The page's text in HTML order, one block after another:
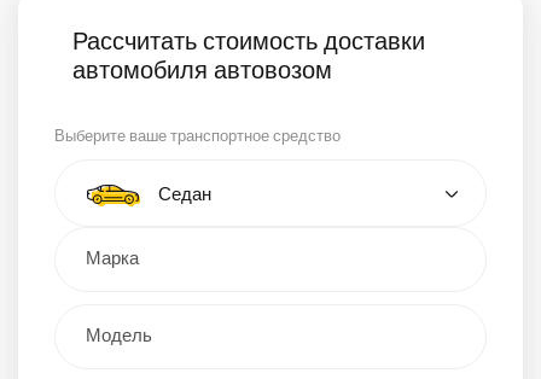
Рассчитать стоимость доставки
автомобиля автовозом
Выберите ваше транспортное средство
Тип автомобиля
Седан
Кроссовер